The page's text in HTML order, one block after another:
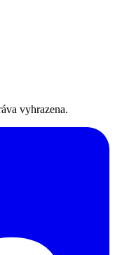
vyhrazena.